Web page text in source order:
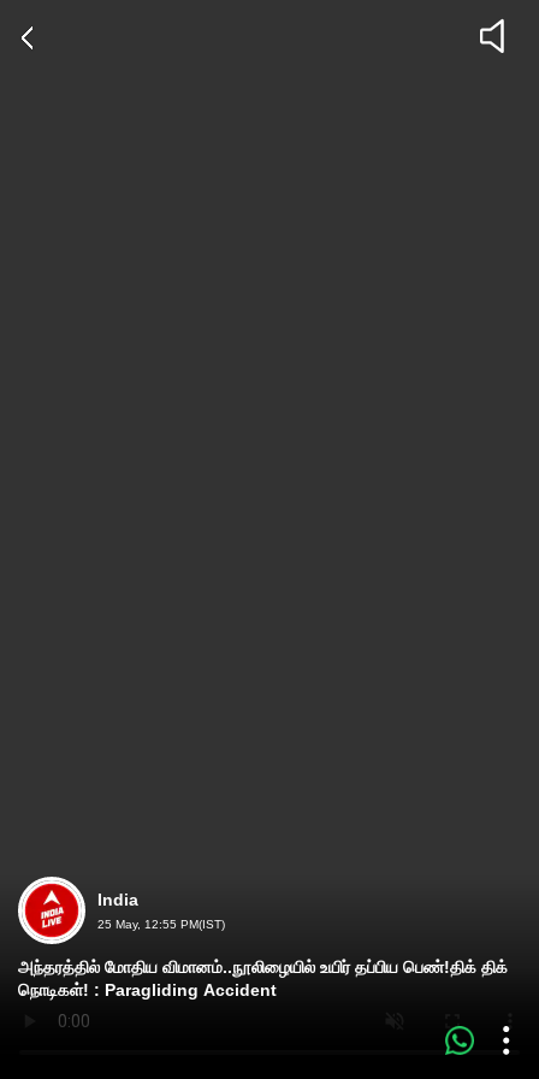
India
25 May, 12:55 PM(IST)
அந்தரத்தில் மோதிய விமானம்..நூலிழையில் உயிர் தப்பிய பெண்!திக் திக்
நொடிகள்! : Paragliding Accident